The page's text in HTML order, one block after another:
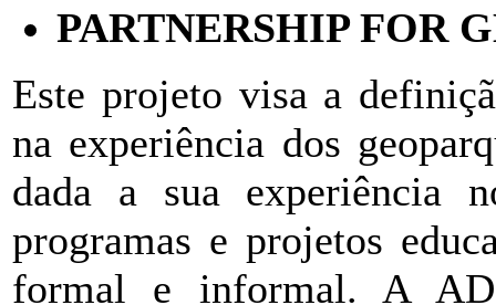
PARTNERSHIP FOR
Este projeto visa a
na experiência dos
dada a sua experiência
programas e projetos
formal e informal. A